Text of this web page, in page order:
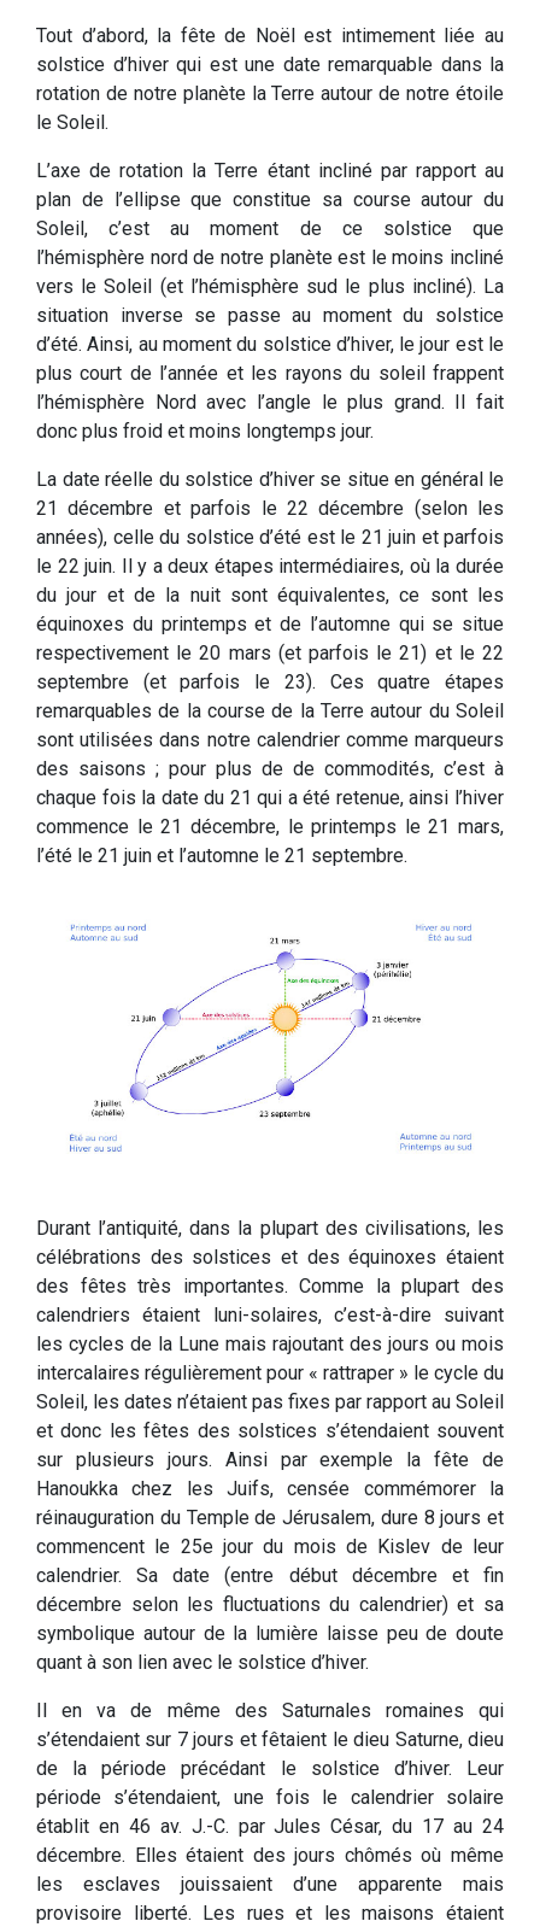
Tout d’abord, la fête de Noël est intimement liée au
solstice d’hiver qui est une date remarquable dans la
rotation de notre planète la Terre autour de notre étoile
le Soleil.
L’axe de rotation la Terre étant incliné par rapport au
plan de l’ellipse que constitue sa course autour du
Soleil, c’est au moment de ce solstice que
l’hémisphère nord de notre planète est le moins incliné
vers le Soleil (et l’hémisphère sud le plus incliné). La
situation inverse se passe au moment du solstice
d’été. Ainsi, au moment du solstice d’hiver, le jour est le
plus court de l’année et les rayons du soleil frappent
l’hémisphère Nord avec l’angle le plus grand. Il fait
donc plus froid et moins longtemps jour.
La date réelle du solstice d’hiver se situe en général le
21 décembre et parfois le 22 décembre (selon les
années), celle du solstice d’été est le 21 juin et parfois
le 22 juin. Il y a deux étapes intermédiaires, où la durée
du jour et de la nuit sont équivalentes, ce sont les
équinoxes du printemps et de l’automne qui se situe
respectivement le 20 mars (et parfois le 21) et le 22
septembre (et parfois le 23). Ces quatre étapes
remarquables de la course de la Terre autour du Soleil
sont utilisées dans notre calendrier comme marqueurs
des saisons ; pour plus de de commodités, c’est à
chaque fois la date du 21 qui a été retenue, ainsi l’hiver
commence le 21 décembre, le printemps le 21 mars,
l’été le 21 juin et l’automne le 21 septembre.
Durant l’antiquité, dans la plupart des civilisations, les
célébrations des solstices et des équinoxes étaient
des fêtes très importantes. Comme la plupart des
calendriers étaient luni-solaires, c’est-à-dire suivant
les cycles de la Lune mais rajoutant des jours ou mois
intercalaires régulièrement pour « rattraper » le cycle du
Soleil, les dates n’étaient pas fixes par rapport au Soleil
et donc les fêtes des solstices s’étendaient souvent
sur plusieurs jours. Ainsi par exemple la fête de
Hanoukka chez les Juifs, censée commémorer la
réinauguration du Temple de Jérusalem, dure 8 jours et
commencent le 25e jour du mois de Kislev de leur
calendrier. Sa date (entre début décembre et fin
décembre selon les fluctuations du calendrier) et sa
symbolique autour de la lumière laisse peu de doute
quant à son lien avec le solstice d’hiver.
Il en va de même des Saturnales romaines qui
s’étendaient sur 7 jours et fêtaient le dieu Saturne, dieu
de la période précédant le solstice d’hiver. Leur
période s’étendaient, une fois le calendrier solaire
établit en 46 av. J.-C. par Jules César, du 17 au 24
décembre. Elles étaient des jours chômés où même
les esclaves jouissaient d’une apparente mais
provisoire liberté. Les rues et les maisons étaient